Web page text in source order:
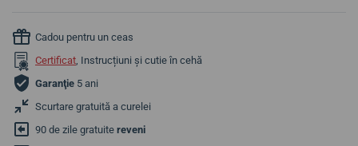
Cadou pentru un ceas
Certificat, Instrucțiuni și cutie în cehă
Garanţie 5 ani
Scurtare gratuită a curelei
90 de zile gratuite reveni